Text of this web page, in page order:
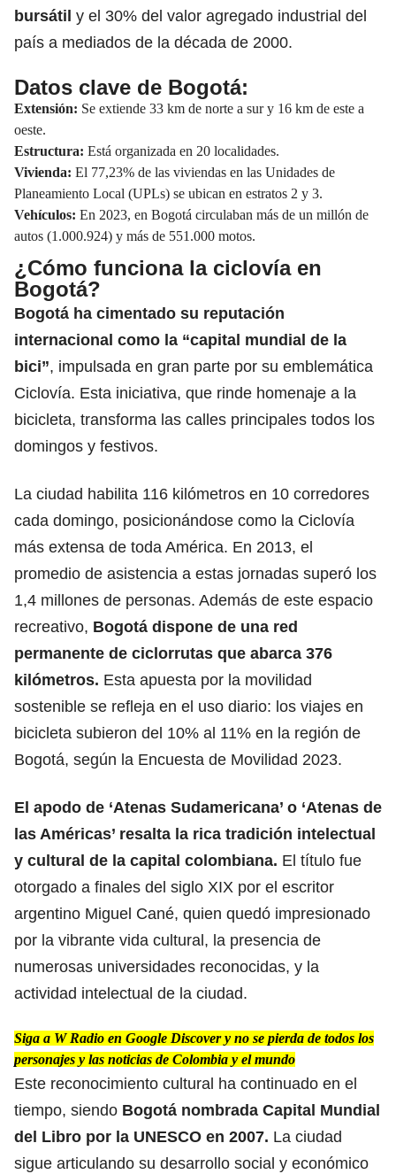
bursátil y el 30% del valor agregado industrial del
país a mediados de la década de 2000.
Datos clave de Bogotá:
Extensión: Se extiende 33 km de norte a sur y 16 km de este a
oeste.
Estructura: Está organizada en 20 localidades.
Vivienda: El 77,23% de las viviendas en las Unidades de
Planeamiento Local (UPLs) se ubican en estratos 2 y 3.
Vehículos: En 2023, en Bogotá circulaban más de un millón de
autos (1.000.924) y más de 551.000 motos.
¿Cómo funciona la ciclovía en
Bogotá?
Bogotá ha cimentado su reputación
internacional como la “capital mundial de la
bici”, impulsada en gran parte por su emblemática
Ciclovía. Esta iniciativa, que rinde homenaje a la
bicicleta, transforma las calles principales todos los
domingos y festivos.
La ciudad habilita 116 kilómetros en 10 corredores
cada domingo, posicionándose como la Ciclovía
más extensa de toda América. En 2013, el
promedio de asistencia a estas jornadas superó los
1,4 millones de personas. Además de este espacio
recreativo, Bogotá dispone de una red
permanente de ciclorrutas que abarca 376
kilómetros. Esta apuesta por la movilidad
sostenible se refleja en el uso diario: los viajes en
bicicleta subieron del 10% al 11% en la región de
Bogotá, según la Encuesta de Movilidad 2023.
El apodo de ‘Atenas Sudamericana’ o ‘Atenas de
las Américas’ resalta la rica tradición intelectual
y cultural de la capital colombiana. El título fue
otorgado a finales del siglo XIX por el escritor
argentino Miguel Cané, quien quedó impresionado
por la vibrante vida cultural, la presencia de
numerosas universidades reconocidas, y la
actividad intelectual de la ciudad.
Siga a W Radio en Google Discover y no se pierda de todos los
personajes y las noticias de Colombia y el mundo
Este reconocimiento cultural ha continuado en el
tiempo, siendo Bogotá nombrada Capital Mundial
del Libro por la UNESCO en 2007. La ciudad
sigue articulando su desarrollo social y económico